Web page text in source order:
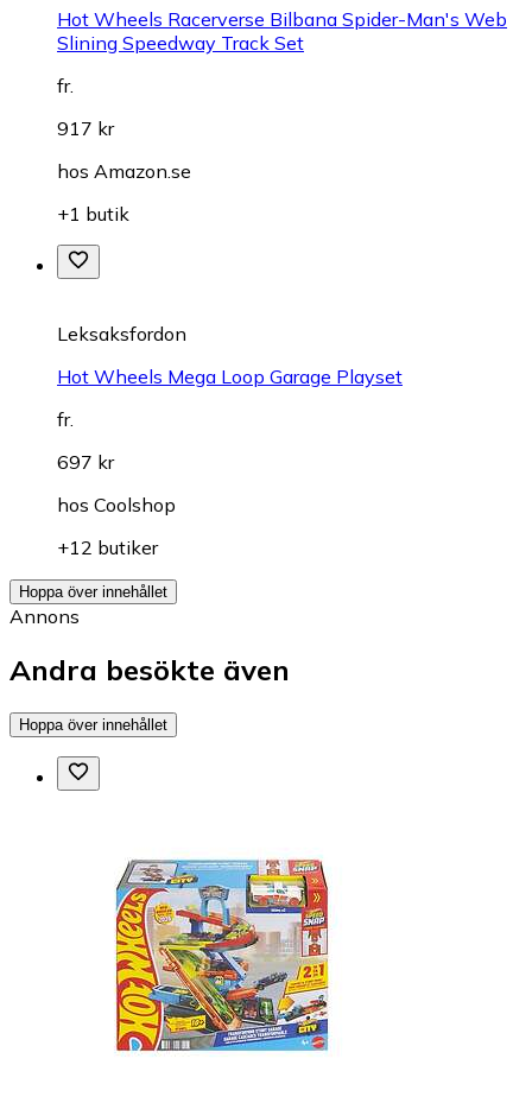
Hot Wheels Racerverse Bilbana Spider-Man's Web
Slining Speedway Track Set
fr.
917 kr
hos Amazon.se
+1 butik
Leksaksfordon
Hot Wheels Mega Loop Garage Playset
fr.
697 kr
hos Coolshop
+12 butiker
Hoppa över innehållet
Annons
Andra besökte även
Hoppa över innehållet